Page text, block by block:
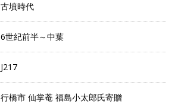
古墳時代
6世紀前半～中葉
J217
行橋市 仙掌菴 福島小太郎氏寄贈